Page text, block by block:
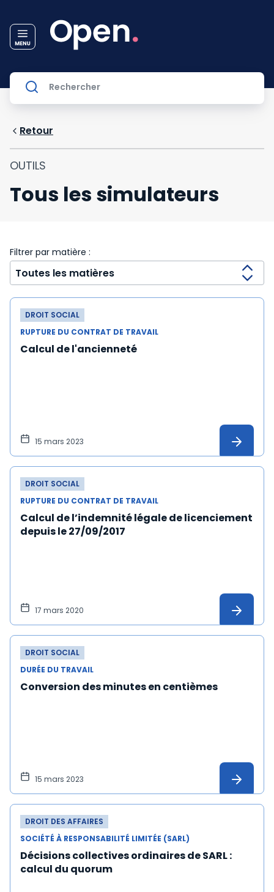
Retour
OUTILS
Tous les simulateurs
Filtrer par matière :
DROIT SOCIAL
RUPTURE DU CONTRAT DE TRAVAIL
Calcul de l'ancienneté
15 mars 2023
DROIT SOCIAL
RUPTURE DU CONTRAT DE TRAVAIL
Calcul de l’indemnité légale de licenciement
depuis le 27/09/2017
17 mars 2020
DROIT SOCIAL
DURÉE DU TRAVAIL
Conversion des minutes en centièmes
15 mars 2023
DROIT DES AFFAIRES
SOCIÉTÉ À RESPONSABILITÉ LIMITÉE (SARL)
Décisions collectives ordinaires de SARL :
calcul du quorum